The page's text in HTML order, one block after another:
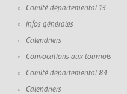
Comité départemental 13
Infos générales
Calendriers
Convocations aux tournois
Comité départemental 84
Calendriers